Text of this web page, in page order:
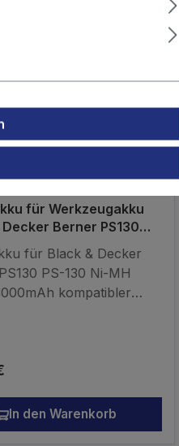
für Werkzeugakku
Berner PS130
für Black & Decker
PS-130 Ni-MH
kompatibler
Preis:
In den Warenkorb